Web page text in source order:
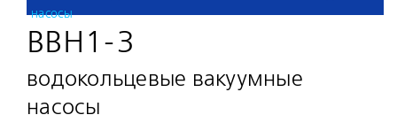
насосы
ВВН1-3
водокольцевые вакуумные
насосы